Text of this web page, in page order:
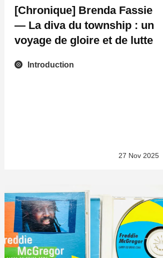
[Chronique] Brenda Fassie
— La diva du township : un
voyage de gloire et de lutte
Introduction
27 Nov 2025